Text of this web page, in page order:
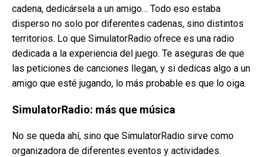
cadena, dedicársela a un amigo… Todo eso estaba
disperso no solo por diferentes cadenas, sino distintos
territorios. Lo que SimulatorRadio ofrece es una radio
dedicada a la experiencia del juego. Te aseguras de que
las peticiones de canciones llegan, y si dedicas algo a un
amigo que esté jugando, lo más probable es que lo oiga.
SimulatorRadio: más que música
No se queda ahí, sino que SimulatorRadio sirve como
organizadora de diferentes eventos y actividades.